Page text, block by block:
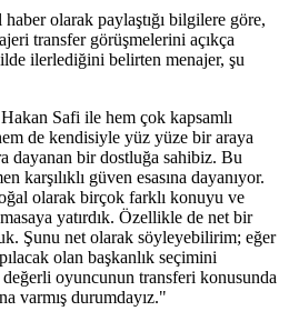
olarak paylaştığı bilgilere göre,
transfer görüşmelerini açıkça
ilerlediğini belirten menajer, şu
Safi ile hem çok kapsamlı
de kendisiyle yüz yüze bir araya
dayanan bir dostluğa sahibiz. Bu
karşılıklı güven esasına dayanıyor.
olarak birçok farklı konuyu ve
yatırdık. Özellikle de net bir
Şunu net olarak söyleyebilirim; eğer
olan başkanlık seçimini
oyuncunun transferi konusunda
varmış durumdayız."